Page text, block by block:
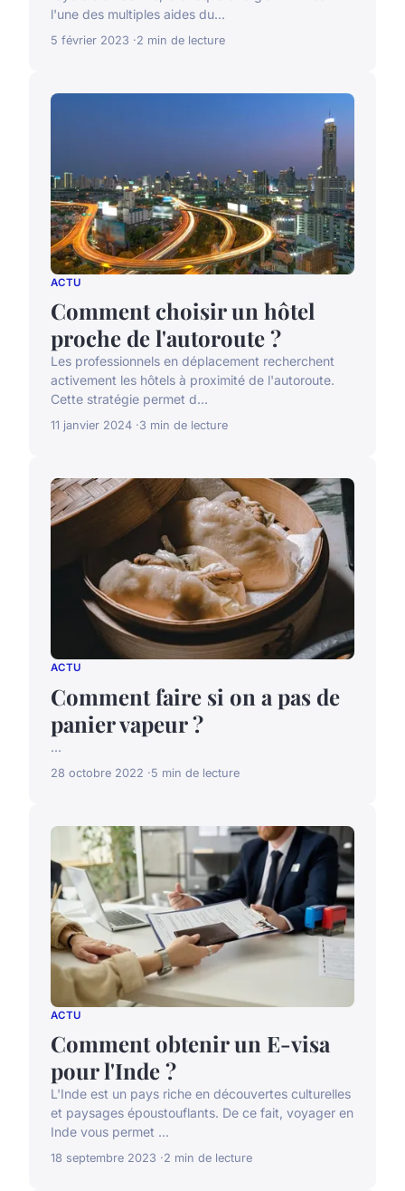
l'une des multiples aides du...
5 février 2023 2 min de lecture
ACTU
Comment choisir un hôtel
proche de l'autoroute ?
Les professionnels en déplacement recherchent
activement les hôtels à proximité de l'autoroute.
Cette stratégie permet d...
11 janvier 2024 3 min de lecture
ACTU
Comment faire si on a pas de
panier vapeur ?
...
28 octobre 2022 5 min de lecture
ACTU
Comment obtenir un E-visa
pour l'Inde ?
L'Inde est un pays riche en découvertes culturelles
et paysages époustouflants. De ce fait, voyager en
Inde vous permet ...
18 septembre 2023 2 min de lecture